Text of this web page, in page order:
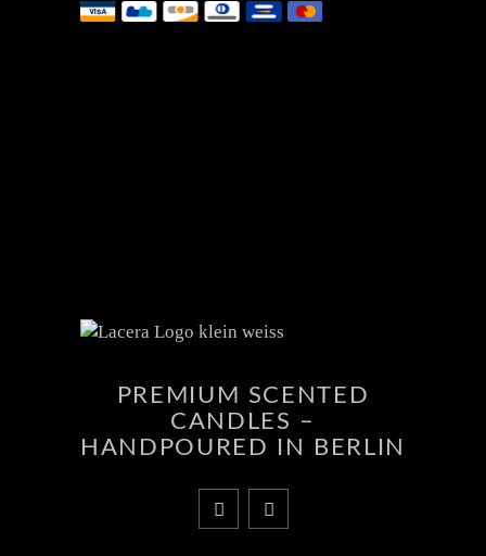
PREMIUM SCENTED
CANDLES –
HANDPOURED IN BERLIN